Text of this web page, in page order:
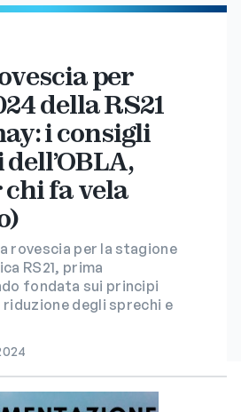
per
della RS21
i consigli
fa vela
rovescia per la stagione
RS21, prima
fondata sui principi
degli sprechi e